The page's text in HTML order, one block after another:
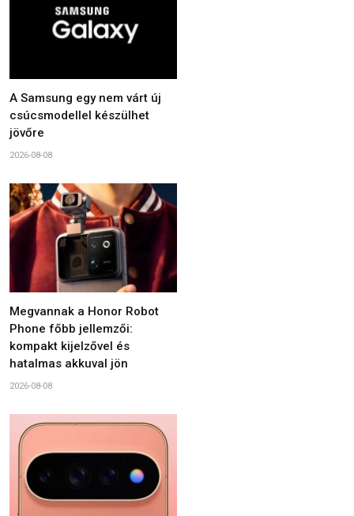
A Samsung egy nem várt új
csúcsmodellel készülhet
jövőre
2026-08-08
Megvannak a Honor Robot
Phone főbb jellemzői:
kompakt kijelzővel és
hatalmas akkuval jön
2026-08-08